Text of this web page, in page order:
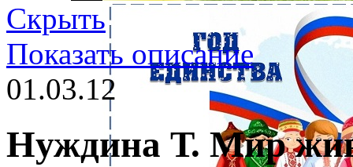
Скрыть
Показать описание
01.03.12
Нуждина Т. Мир